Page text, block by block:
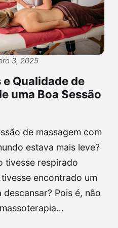
3, 2025
Qualidade de
uma Boa Sessão
de massagem com
estava mais leve?
tivesse respirado
encontrado um
Pois é, não